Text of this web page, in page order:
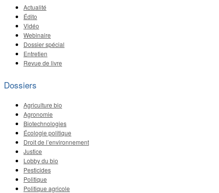
Actualité
Édito
Vidéo
Webinaire
Dossier spécial
Entretien
Revue de livre
Dossiers
Agriculture bio
Agronomie
Biotechnologies
Écologie politique
Droit de l’environnement
Justice
Lobby du bio
Pesticides
Politique
Politique agricole